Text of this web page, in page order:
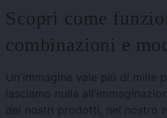
Scopri come
combinazioni e
Un'immagine vale più di mille
lasciamo nulla
dei nostri prodotti, nel nostro